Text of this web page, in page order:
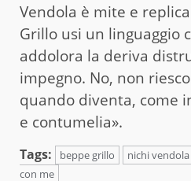
Vendola è mite e
Grillo usi un linguaggio
addolora la deriva
impegno. No, non
quando diventa, come
e contumelia».
Tags: beppe grillo nichi vendola
con me